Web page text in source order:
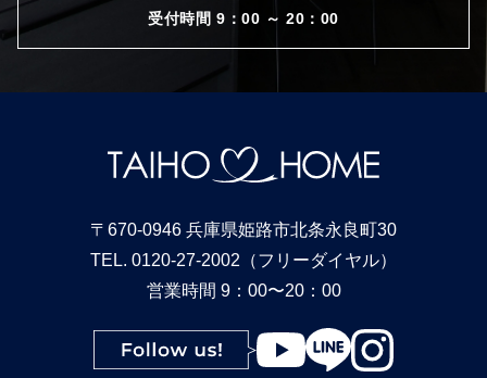
受付時間 9：00 ～ 20：00
〒670-0946 兵庫県姫路市北条永良町30
TEL. 0120-27-2002（フリーダイヤル）
営業時間 9：00〜20：00